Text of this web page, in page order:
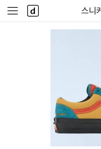
다나
스니
사
이
다
나
와